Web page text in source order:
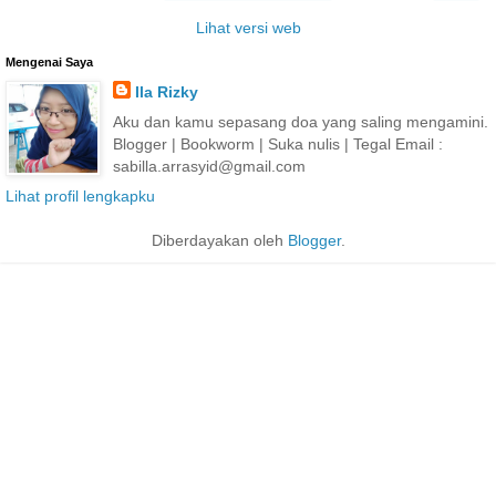
Lihat versi web
Mengenai Saya
Ila Rizky
Aku dan kamu sepasang doa yang saling mengamini.
Blogger | Bookworm | Suka nulis | Tegal Email :
sabilla.arrasyid@gmail.com
Lihat profil lengkapku
Diberdayakan oleh Blogger.